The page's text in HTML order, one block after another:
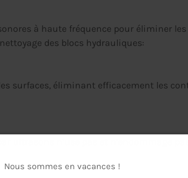
à haute fréquence pour éliminer
des blocs hydrauliques:
surfaces, éliminant efficacement les
ultrasons n’use pas et n’endommage
Nous sommes en vacances !